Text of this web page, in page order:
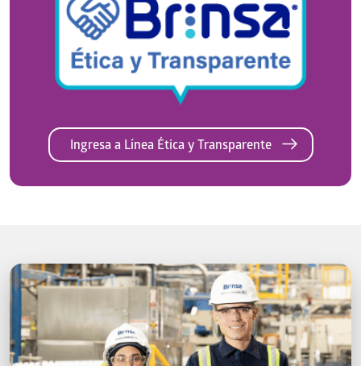
Ingresa a Línea Ética y Transparente